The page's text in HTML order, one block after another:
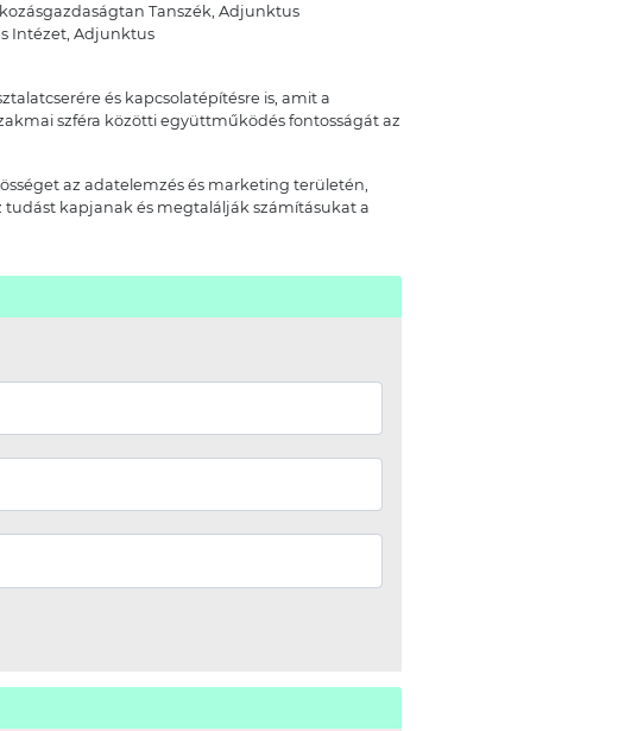
Tanszék, Adjunktus
Intézet, Adjunktus
és kapcsolatépítésre is, amit a
szféra közötti együttműködés fontosságát az
az adatelemzés és marketing területén,
kapjanak és megtalálják számításukat a